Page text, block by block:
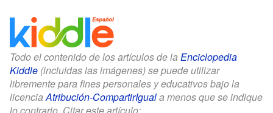
Todo el contenido de los artículos de la Enciclopedia
Kiddle (incluidas las imágenes) se puede utilizar
libremente para fines personales y educativos bajo la
licencia Atribución-CompartirIguala menos que se indique
lo contrario. Citar este artículo: